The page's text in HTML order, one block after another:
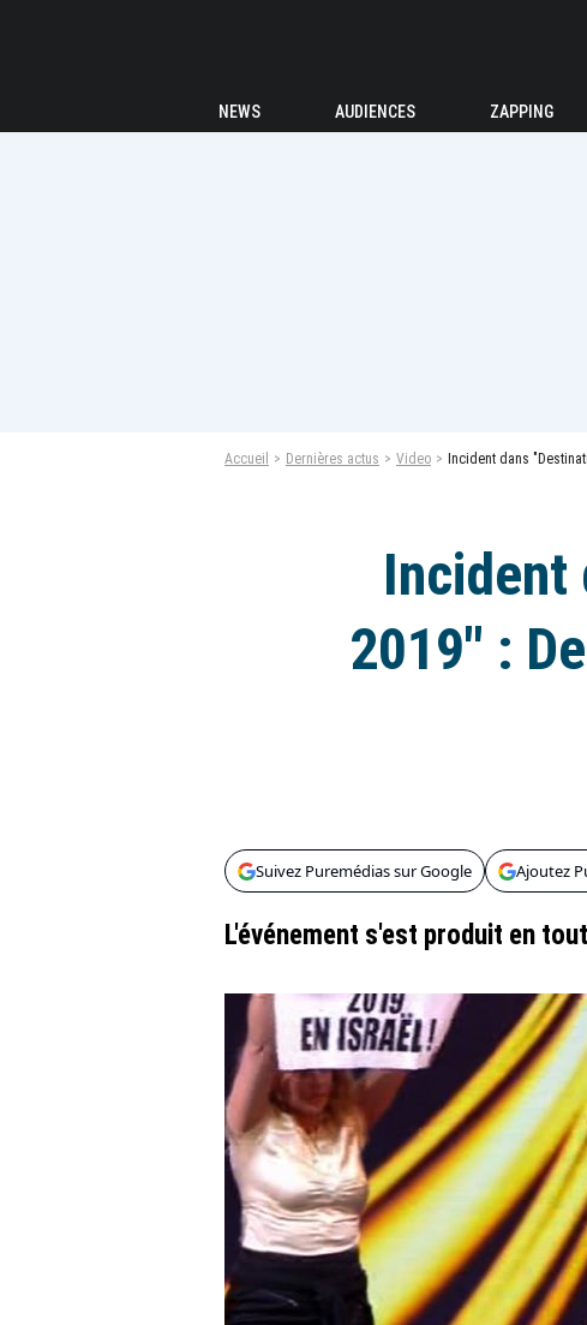
NEWS AUDIENCES ZAPPING
Accueil Dernières actus Video Incident dans
Incident
2019" :
Suivez Puremédias sur Google Ajoutez
L'événement s'est produit en